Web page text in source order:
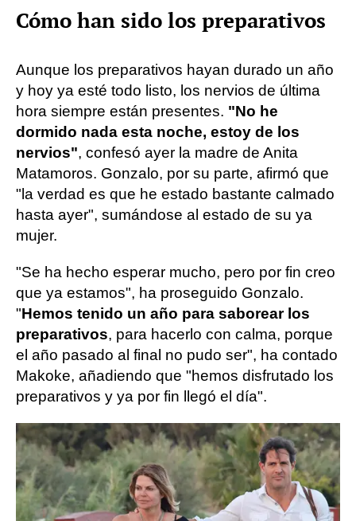
Cómo han sido los preparativos
Aunque los preparativos hayan durado un año
y hoy ya esté todo listo, los nervios de última
hora siempre están presentes. "No he
dormido nada esta noche, estoy de los
nervios", confesó ayer la madre de Anita
Matamoros. Gonzalo, por su parte, afirmó que
"la verdad es que he estado bastante calmado
hasta ayer", sumándose al estado de su ya
mujer.
"Se ha hecho esperar mucho, pero por fin creo
que ya estamos", ha proseguido Gonzalo.
"Hemos tenido un año para saborear los
preparativos, para hacerlo con calma, porque
el año pasado al final no pudo ser", ha contado
Makoke, añadiendo que "hemos disfrutado los
preparativos y ya por fin llegó el día".